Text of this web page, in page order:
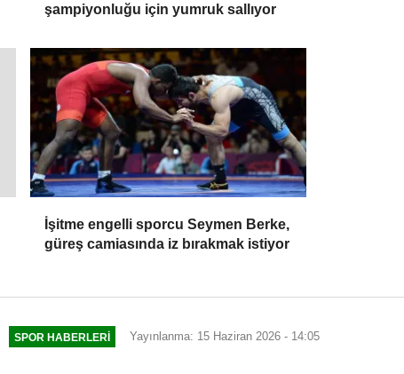
şampiyonluğu için yumruk sallıyor
İşitme engelli sporcu Seymen Berke,
güreş camiasında iz bırakmak istiyor
SPOR HABERLERI Yayınlanma: 15 Haziran 2026 - 14:05